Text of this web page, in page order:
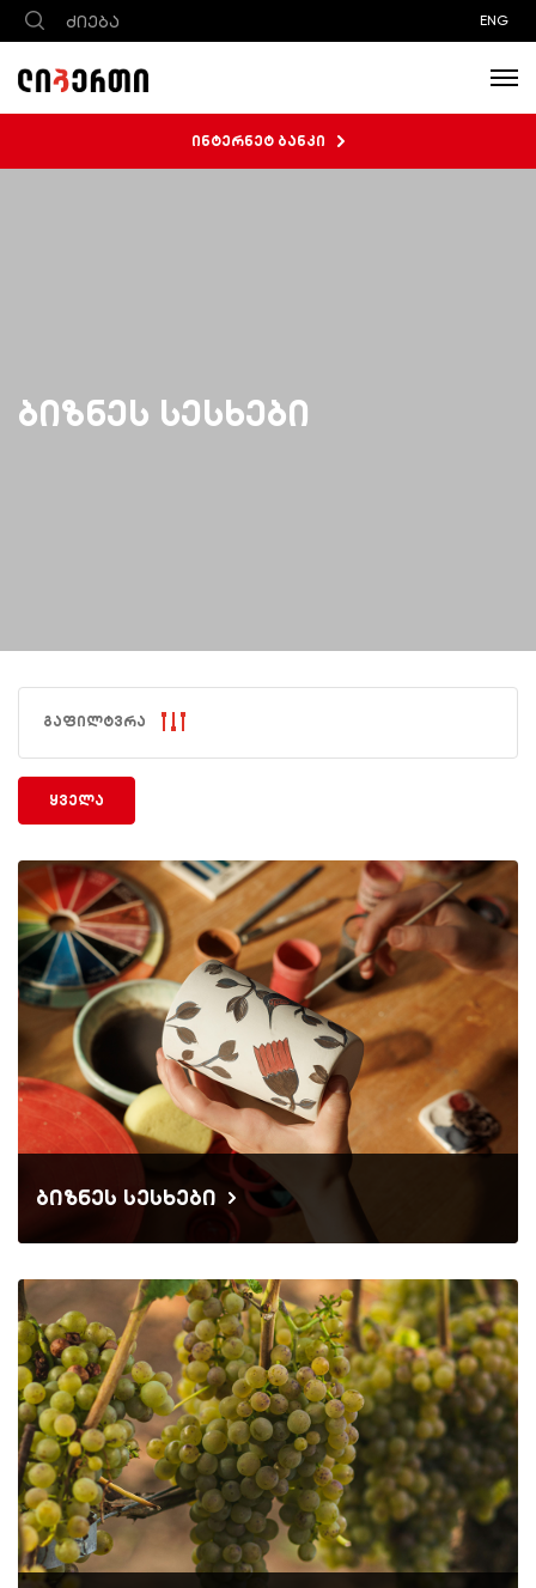
ENG
ინტერნეტ ბანკი
ბიზნეს სესხები
გაფილტვრა
ყველა
ბიზნეს სესხები